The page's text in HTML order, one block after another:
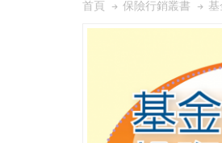
首頁 保險行銷叢書